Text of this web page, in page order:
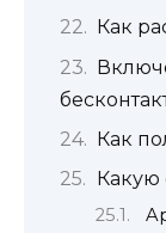
Как
Как
Какую